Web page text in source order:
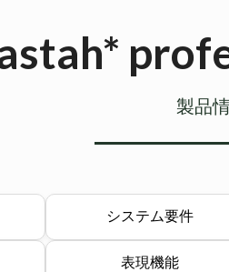
製品
システム要件
表現機能